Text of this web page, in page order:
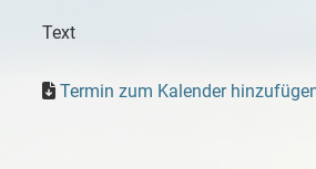
Text
Termin zum Kalender